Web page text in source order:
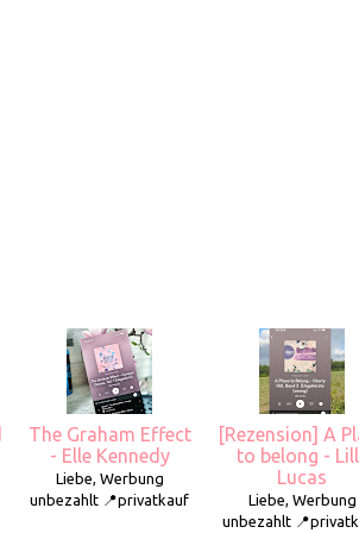
The Graham Effect
- Elle Kennedy
Liebe, Werbung
unbezahlt 📍privatkauf
[Rezension] A
to belong -
Lucas
Liebe, Werbung
unbezahlt